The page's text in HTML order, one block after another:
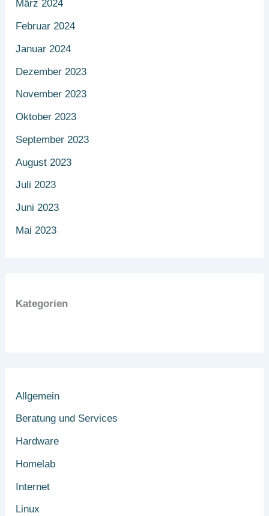
März 2024
Februar 2024
Januar 2024
Dezember 2023
November 2023
Oktober 2023
September 2023
August 2023
Juli 2023
Juni 2023
Mai 2023
Kategorien
Allgemein
Beratung und Services
Hardware
Homelab
Internet
Linux